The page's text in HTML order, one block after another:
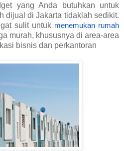
yang Anda butuhkan untuk
dijual di Jakarta tidaklah sedikit.
sulit untuk menemukan rumah
murah, khususnya di area-area
bisnis dan perkantoran